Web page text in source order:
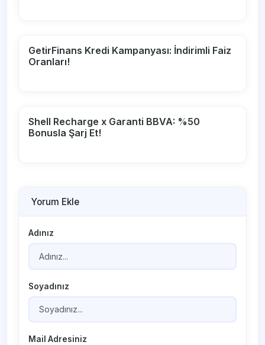
GetirFinans Kredi Kampanyası: İndirimli Faiz
Oranları!
Shell Recharge x Garanti BBVA: %50
Bonusla Şarj Et!
Yorum Ekle
Adınız
Soyadınız
Mail Adresiniz